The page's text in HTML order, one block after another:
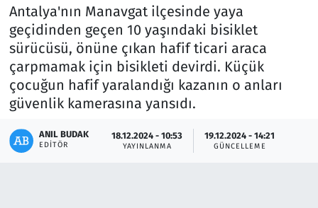
Antalya'nın Manavgat ilçesinde yaya
geçidinden geçen 10 yaşındaki bisiklet
sürücüsü, önüne çıkan hafif ticari araca
çarpmamak için bisikleti devirdi. Küçük
çocuğun hafif yaralandığı kazanın o anları
güvenlik kamerasına yansıdı.
ANIL BUDAK
EDITÖR
18.12.2024 - 10:53
YAYINLANMA
19.12.2024 - 14:21
GÜNCELLEME
Lezzet Durağı
Memur ve Kamu
Otomobil
Oyun